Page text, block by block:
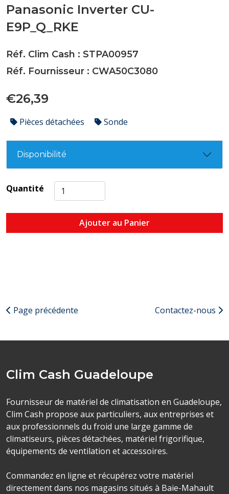
Panasonic Inverter CU-
E9P_Q_RKE
Réf. Clim Cash : STPA00957
Réf. Fournisseur : CWA50C3080
€26,39
Pièces détachées Sonde
Disponibilité
Quantité
Ajouter au Panier
Page précédente Contactez-nous
Clim Cash Guadeloupe
Fournisseur de matériel de climatisation en Guadeloupe,
Clim Cash propose aux particuliers, aux entreprises et
aux professionnels du froid une large gamme de
climatiseurs, pièces détachées, matériel frigorifique,
équipements de ventilation et accessoires.
Commandez en ligne et récupérez votre matériel
directement dans nos magasins situés à Baie-Mahault